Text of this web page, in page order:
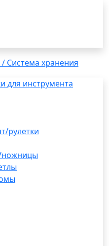
Система хранения
для инструмента
рулетки
ножницы